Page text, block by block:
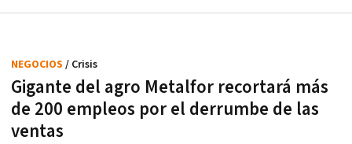
Gigante del agro Metalfor recortará más
de 200 empleos por el derrumbe de las
ventas
NEGOCIOS / Crisis